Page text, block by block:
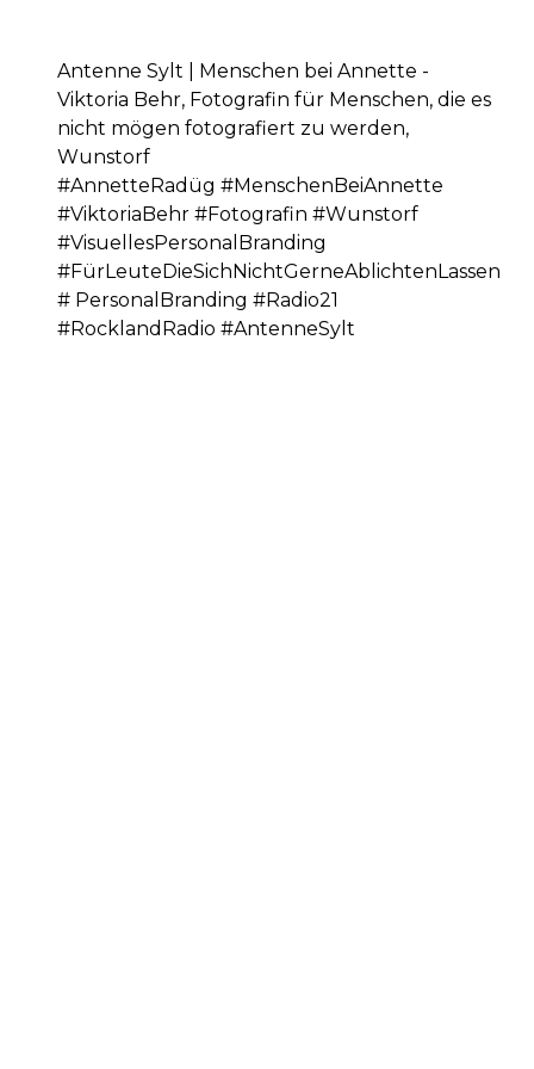
Antenne Sylt | Menschen bei Annette -
Viktoria Behr, Fotografin für Menschen, die es
nicht mögen fotografiert zu werden,
Wunstorf
#AnnetteRadüg #MenschenBeiAnnette
#ViktoriaBehr #Fotografin #Wunstorf
#VisuellesPersonalBranding
#FürLeuteDieSichNichtGerneAblichtenLassen
# PersonalBranding #Radio21
#RocklandRadio #AntenneSylt